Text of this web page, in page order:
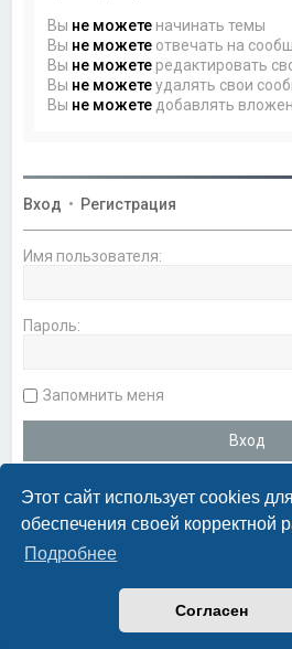
Этот сайт использует cookies для
обеспечения своей корректной
Подробнее
Согласен
Вы не можете начинать темы
Вы не можете отвечать на
Вы не можете редактировать
Вы не можетеудалять свои
Вы не можете добавлять
Вход • Регистрация
Имя пользователя:
Пароль:
Запомнить меня
phpBB